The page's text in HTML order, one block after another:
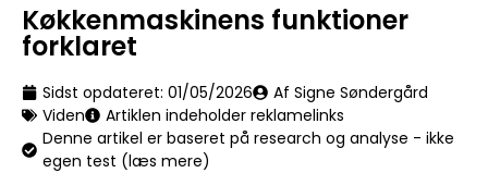
Køkkenmaskinens funktioner
forklaret
Sidst opdateret: 01/05/2026
Af Signe Søndergård
Viden
Artiklen indeholder reklamelinks
Denne artikel er baseret på research og analyse - ikke
egen test (læs mere)